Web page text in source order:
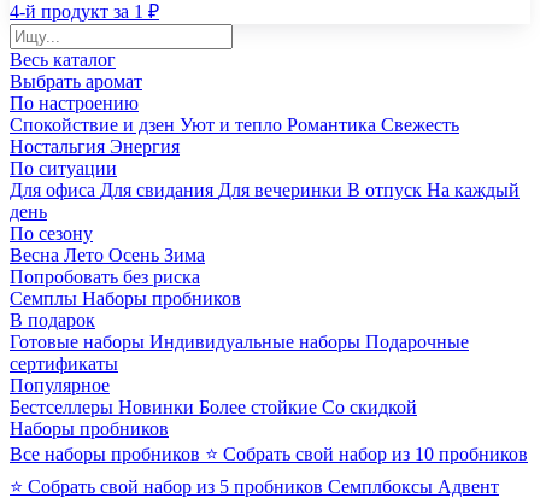
4-й продукт за 1 ₽
Весь каталог
Выбрать аромат
По настроению
Спокойствие и дзен Уют и тепло Романтика Свежесть
Ностальгия Энергия
По ситуации
Для офиса Для свидания Для вечеринки В отпуск На каждый
день
По сезону
Весна Лето Осень Зима
Попробовать без риска
Семплы Наборы пробников
В подарок
Готовые наборы Индивидуальные наборы Подарочные
сертификаты
Популярное
Бестселлеры Новинки Более стойкие Со скидкой
Наборы пробников
Все наборы пробников ⭐ Собрать свой набор из 10 пробников
⭐ Собрать свой набор из 5 пробников Семплбоксы Адвент